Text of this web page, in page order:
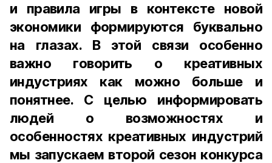
и правила игры в контексте новой
экономики формируются буквально
на глазах. В этой связи особенно
важно говорить о креативных
индустриях как можно больше и
понятнее. С целью информировать
людей о возможностях и
особенностях креативных индустрий
мы запускаем второй сезон конкурса